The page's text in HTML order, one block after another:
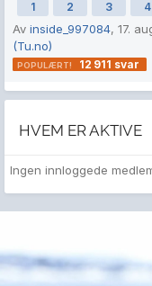
1 2 3 4
Av inside_997084, 17.
(Tu.no)
12 911 svar
HVEM ER AKTIVE
Ingen innloggede